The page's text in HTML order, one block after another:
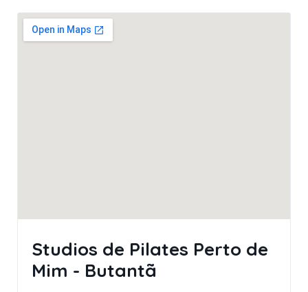
Studios de Pilates Perto de
Mim - Butantã